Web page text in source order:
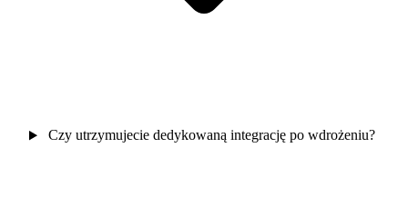
Czy utrzymujecie dedykowaną integrację po wdrożeniu?